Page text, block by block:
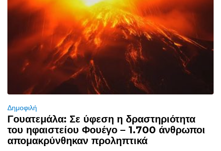
Δημοφιλή
Γουατεμάλα: Σε ύφεση η δραστηριότητα
του ηφαιστείου Φουέγο – 1.700 άνθρωποι
απομακρύνθηκαν προληπτικά